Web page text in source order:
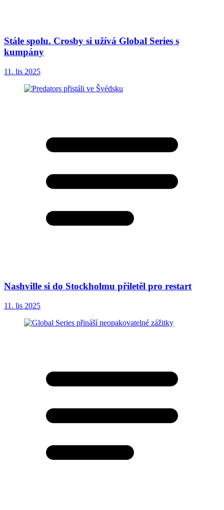
Stále spolu. Crosby si užívá Global Series s
kumpány
11. lis 2025
Nashville si do Stockholmu přiletěl pro restart
11. lis 2025